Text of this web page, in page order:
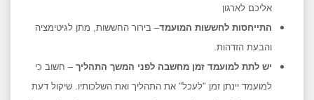
אליכם לארגון
התייחסות לחששות המועמד– בירור החששות, מתן לגיטימציה
והבעת הזדהות.
יש לתת למועמד זמן מחשבה לפני המשך התהליך – חשוב כי
למועמד יינתן זמן "לעכל" את התהליך ואת השלכותיו. שיקול דעת